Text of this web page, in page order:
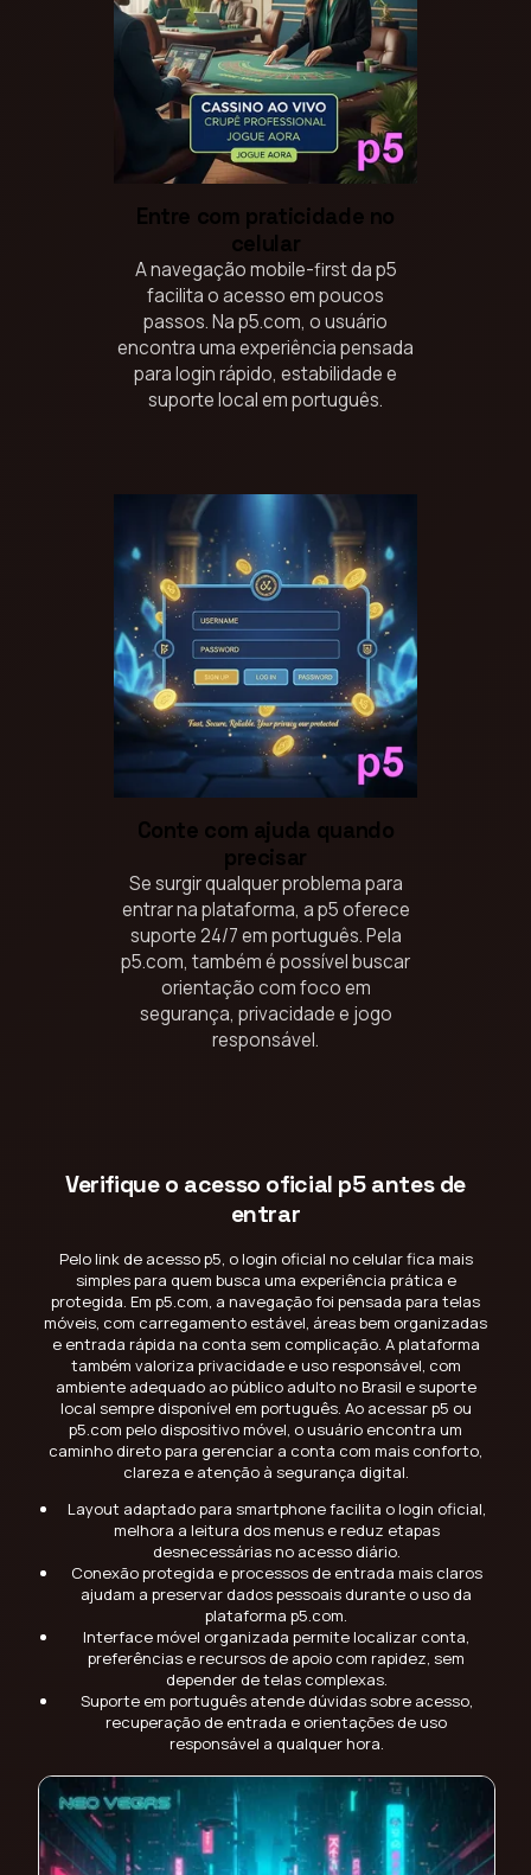
Entre com praticidade no
celular
A navegação mobile-first da p5
facilita o acesso em poucos
passos. Na p5.com, o usuário
encontra uma experiência pensada
para login rápido, estabilidade e
suporte local em português.
Conte com ajuda quando
precisar
Se surgir qualquer problema para
entrar na plataforma, a p5 oferece
suporte 24/7 em português. Pela
p5.com, também é possível buscar
orientação com foco em
segurança, privacidade e jogo
responsável.
Verifique o acesso oficial p5 antes de
entrar
Pelo link de acesso p5, o login oficial no celular fica mais
simples para quem busca uma experiência prática e
protegida. Em p5.com, a navegação foi pensada para telas
móveis, com carregamento estável, áreas bem organizadas
e entrada rápida na conta sem complicação. A plataforma
também valoriza privacidade e uso responsável, com
ambiente adequado ao público adulto no Brasil e suporte
local sempre disponível em português. Ao acessar p5 ou
p5.com pelo dispositivo móvel, o usuário encontra um
caminho direto para gerenciar a conta com mais conforto,
clareza e atenção à segurança digital.
Layout adaptado para smartphone facilita o login oficial,
melhora a leitura dos menus e reduz etapas
desnecessárias no acesso diário.
Conexão protegida e processos de entrada mais claros
ajudam a preservar dados pessoais durante o uso da
plataforma p5.com.
Interface móvel organizada permite localizar conta,
preferências e recursos de apoio com rapidez, sem
depender de telas complexas.
Suporte em português atende dúvidas sobre acesso,
recuperação de entrada e orientações de uso
responsável a qualquer hora.